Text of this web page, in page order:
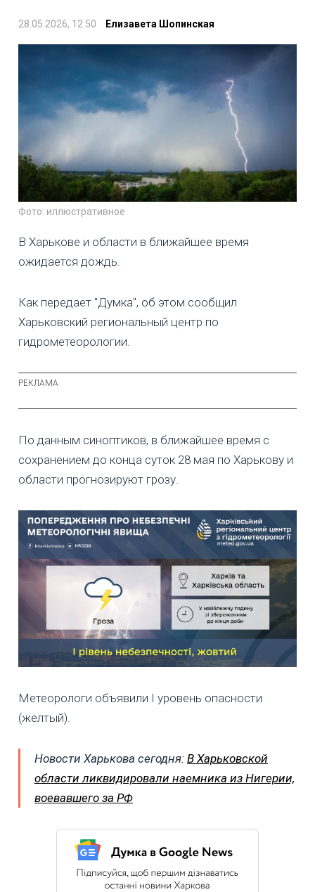
28.05.2026, 12:50 Елизавета Шопинская
Фото: иллюстративное
В Харькове и области в ближайшее время
ожидается дождь.
Как передает "Думка", об этом сообщил
Харьковский региональный центр по
гидрометеорологии.
По данным синоптиков, в ближайшее время с
сохранением до конца суток 28 мая по Харькову и
области прогнозируют грозу.
Метеорологи объявили I уровень опасности
(желтый).
Новости Харькова сегодня: В Харьковской
области ликвидировали наемника из Нигерии,
воевавшего за РФ